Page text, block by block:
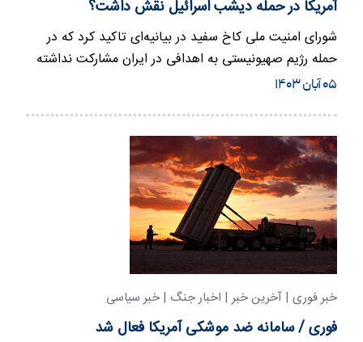
آمریکا در حمله دیشب اسرائیل نقش داشت؟
شورای امنیت ملی کاخ سفید در بیانیه‌ای تاکید کرد که در
حمله رژیم صهیونیستی به اهدافی در ایران مشارکت نداشته
است.
۰۵ آبان ۱۴۰۳
خبر فوری | آخرین خبر | اخبار جنگ | خبر سیاسی
فوری / سامانه ضد موشکی آمریکا فعال شد